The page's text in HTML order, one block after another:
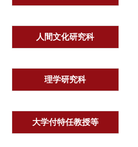
人間文化研究科
理学研究科
大学付特任教授等